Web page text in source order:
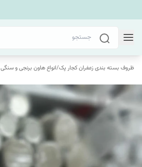
ظروف بسته بندی زعفران کجار پک/انواع هاون برنجی و سنگی